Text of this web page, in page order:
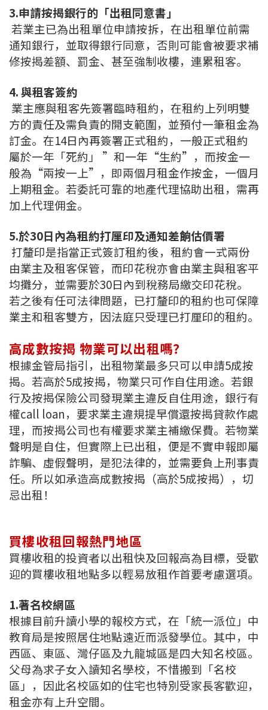
聯絡方法
網上申請按揭轉介
私隱政策
本網頁所提供資料僅作參考用途。
若因錯漏而引致任何不便或損失，中原按揭概不負責。
本網站採用無障礙網頁設計，如有任何問題，可查詢：
2889 2886 / cmb@mail.centanet.com
© 2026 中原按揭經紀有限公司 Centaline Mortgage Broker Limited 版權所有
條款及細則
| 私隱政策聲明
3.申請按揭銀行的「出租同意書」
若業主已為出租單位申請按拆，在出租單位前需
通知銀行，並取得銀行同意，否則可能會被要求補
修按揭差額、罰金、甚至強制收樓，連累租客。
4. 與租客簽約
業主應與租客先簽署臨時租約，在租約上列明雙
方的責任及需負責的開支範圍，並預付一筆租金為
訂金。在14日內再簽署正式租約，一般正式租約
屬於一年「死約」 ”和一年“生約”，而按金一
般為“兩按一上”，即兩個月租金作按金，一個月
上期租金。若委託可靠的地產代理協助出租，需再
加上代理佣金。
5.於30日內為租約打厘印及通知差餉估價署
打釐印是指當正式簽訂租約後，租約會一式兩份
由業主及租客保管，而印花稅亦會由業主與租客平
均攤分，並需要於30日內到稅務局繳交印花稅。
若之後有任可法律問題，已打釐印的租約也可保障
業主和租客雙方，因法庭只受理已打厘印的租約。
高成數按揭 物業可以出租嗎？
根據金管局指引，出租物業最多只可以申請5成按
揭。若高於5成按揭，物業只可作自住用途。若銀
行及按揭保險公司發現業主違反自住用途，銀行有
權call loan，要求業主違規提早償還按揭貸款作處
理，而按揭公司也有權要求業主補繳保費。若物業
聲明是自住，但實際上已出租，便是不實申報即屬
詐騙、虛假聲明，是犯法律的，並需要負上刑事責
任。所以如承造高成數按揭（高於5成按揭），切
忌出租！
買樓收租回報熱門地區
買樓收租的投資者以出租快及回報高為目標，受歡
迎的買樓收租地點多以輕易放租作首要考慮選項。
1.著名校網區
根據目前升讀小學的報校方式，在「統一派位」中
教育局是按照居住地點遠近而派發學位。其中，中
西區、東區、灣仔區及九龍城區是四大知名校區。
父母為求子女入讀知名學校，不惜搬到「名校
區」，因此名校區如的住宅也特別受家長客歡迎，
租金亦有上升空間。